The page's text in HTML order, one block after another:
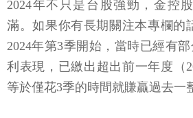
2024年不只是台股強勁，金控
滿。如果你有長期關注本專欄的
2024年第3季開始，當時已經有
利表現，已繳出超出前一年度（
等於僅花3季的時間就賺贏過去一